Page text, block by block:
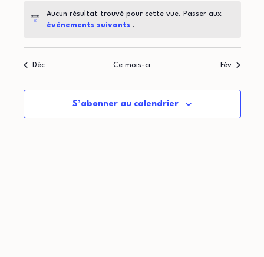
on
d
e
u
d
i
e
r
Notice
Aucun résultat trouvé pour cette vue. Passer aux
évènements suivants .
Déc Ce mois-ci Fév
S’abonner au calendrier